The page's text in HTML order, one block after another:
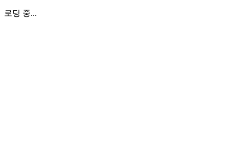
로딩 중...